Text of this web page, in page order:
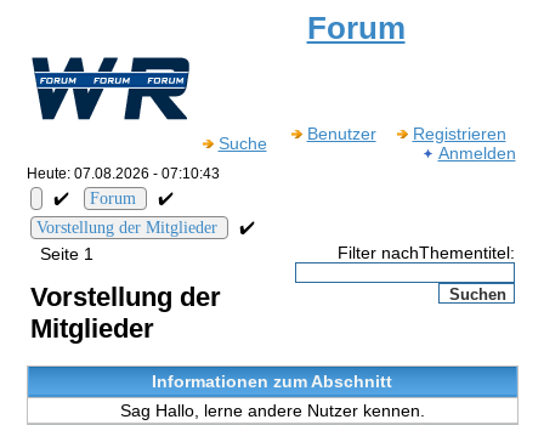
Forum
Suche Benutzer
Registrieren
Anmelden
Heute: 07.08.2026 - 07:10:43
✔️ Forum ✔️
Vorstellung der Mitglieder
✔️
Seite 1
Vorstellung der
Mitglieder
Filter nachThementitel:
Informationen zum Abschnitt
Sag Hallo, lerne andere Nutzer kennen.